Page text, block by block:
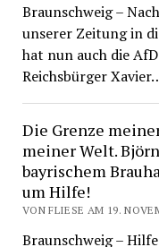
Braunschweig –
unserer Zeitung in
hat nun auch die
Reichsbürger
Die Grenze
meiner Welt.
bayrischem
um Hilfe!
VON FLIESE AM 19.
Braunschweig –